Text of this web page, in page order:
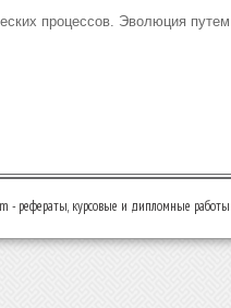
процессов. Эволюция путем
- рефераты, курсовые и дипломные работы